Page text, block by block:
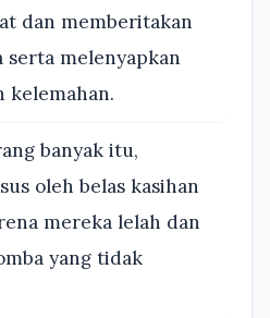
dan memberitakan
serta melenyapkan
kelemahan.
banyak itu,
oleh belas kasihan
mereka lelah dan
yang tidak